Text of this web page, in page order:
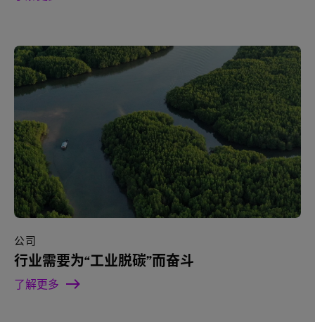
公司
行业需要为“工业脱碳”而奋斗
了解更多